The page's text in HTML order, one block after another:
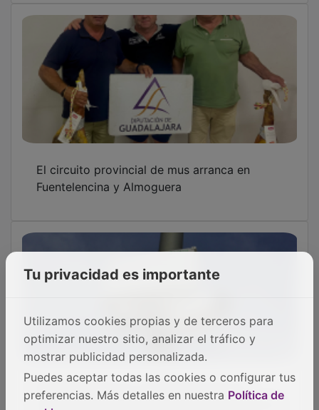
Brihuega licita por casi 60.000 euros la
instalación de videocámaras para reforzar la
seguridad y el control del tráfico
Controlado un incendio forestal en Brihuega
OTRAS NOTICIAS
Tu privacidad es importante
Utilizamos cookies propias y de terceros para
optimizar nuestro sitio, analizar el tráfico y
mostrar publicidad personalizada.
Puedes aceptar todas las cookies o configurar tus
preferencias. Más detalles en nuestra Política de